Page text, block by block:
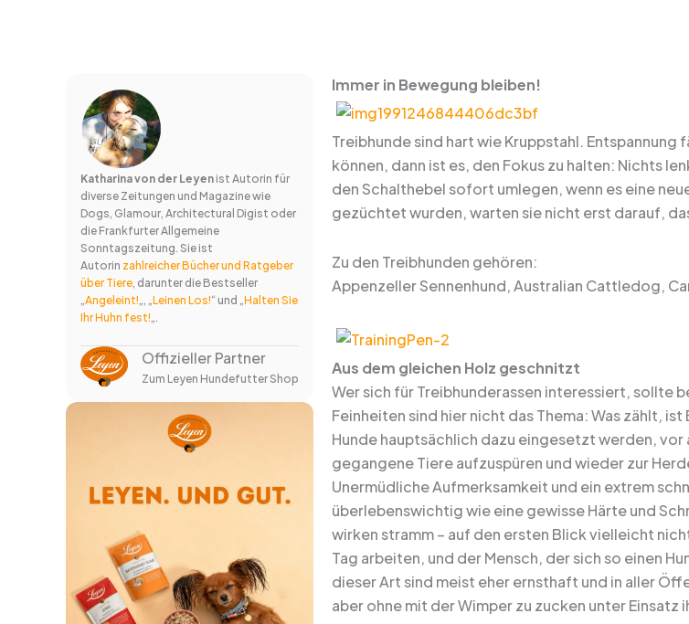
Katharina von der Leyen ist Autorin für
diverse Zeitungen und Magazine wie
Dogs, Glamour, Architectural Digist oder
die Frankfurter Allgemeine
Sonntagszeitung. Sie ist
Autorin zahlreicher Bücher und Ratgeber
über Tiere , darunter die Bestseller
Angeleint! Leinen Los!“ und „ Halten Sie
Ihr Huhn fest!
Offizieller Partner
Zum Leyen Hundefutter Shop
Immer in Bewegung bleiben!
Treibhunde sind hart wie Kruppstahl.
können, dann ist es, den Fokus zu halten: Nichts
den Schalthebel sofort umlegen, wenn es eine
gezüchtet wurden, warten sie nicht erst darauf,
Zu den Treibhunden gehören:
Appenzeller Sennenhund, Australian Cattledog,
Aus dem gleichen Holz geschnitzt
Wer sich für Treibhunderassen interessiert, sollte
Feinheiten sind hier nicht das Thema: Was zählt,
Hunde hauptsächlich dazu eingesetzt werden,
gegangene Tiere aufzuspüren und wieder zur
Unermüdliche Aufmerksamkeit und ein extrem
überlebenswichtig wie eine gewisse Härte und
wirken stramm – auf den ersten Blick vielleicht
Tag arbeiten, und der Mensch, der sich so einen
dieser Art sind meist eher ernsthaft und in aller
aber ohne mit der Wimper zu zucken unter Einsatz